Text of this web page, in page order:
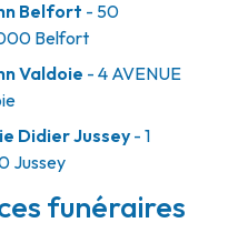
Belfort - 50
Belfort
Valdoie - 4 AVENUE
Didier Jussey- 1
Jussey
funéraires